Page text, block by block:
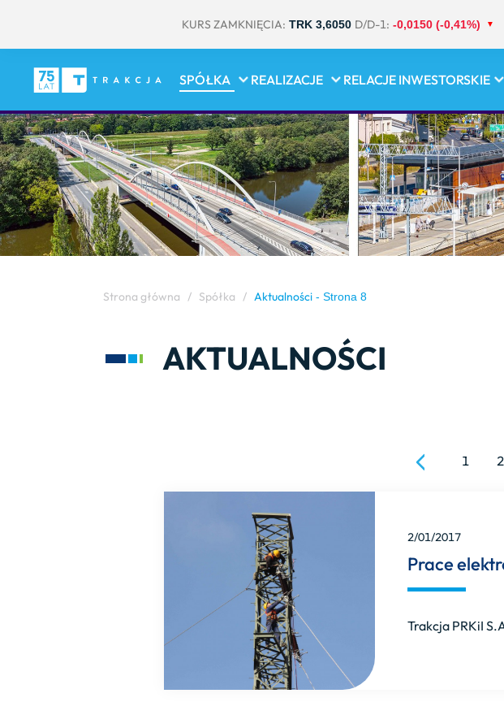
KURS ZAMKNIĘCIA: TRK 3,6050 D/D-1: -0,0150 (-0,41%)
SPÓŁKA REALIZACJE RELACJE INWESTORSKIE
Strona główna / Spółka / Aktualności - Strona 8
AKTUALNOŚCI
1 2
2/01/2017
Prace
Trakcja PRKiI